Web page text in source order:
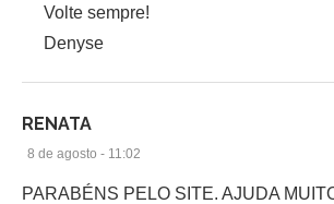
Volte sempre!
Denyse
RENATA
8 de agosto - 11:02
PARABÉNS PELO SITE. AJUDA